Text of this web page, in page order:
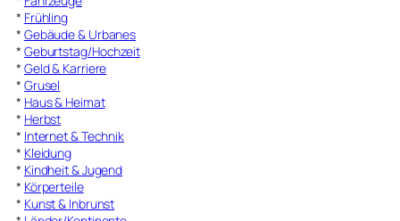
* Frühling
* Gebäude & Urbanes
* Geburtstag/Hochzeit
* Geld & Karriere
* Grusel
* Haus & Heimat
* Herbst
* Internet & Technik
* Kleidung
* Kindheit & Jugend
* Körperteile
* Kunst & Inbrunst